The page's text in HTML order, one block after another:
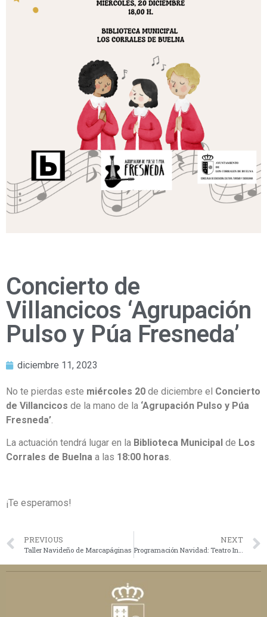
Concierto de
Villancicos ‘Agrupación
Pulso y Púa Fresneda’
diciembre 11, 2023
No te pierdas este miércoles 20 de diciembre el Concierto
de Villancicos de la mano de la ‘Agrupación Pulso y Púa
Fresneda’.
La actuación tendrá lugar en la Biblioteca Municipal de Los
Corrales de Buelna a las 18:00 horas.
¡Te esperamos!
PREVIOUS
Taller Navideño de Marcapáginas
NEXT